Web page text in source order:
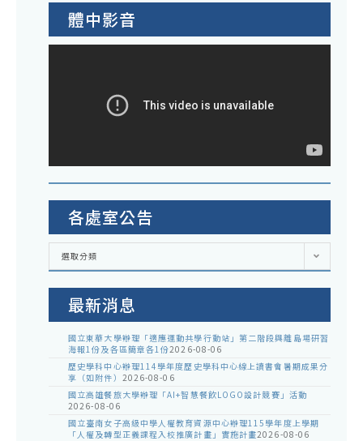
體中影音
各處室公告
各
室
選取分類
最新消息
國立東華大學辦理「適應運動共學行動站」第二階段與離島場研習
海報1份及各區簡章各1份2026-08-06
歷史學科中心辦理114學年度歷史學科中心線上讀書會暑期成果分
享（如附件） 2026-08-06
國立高雄餐旅大學辦理「AI+智慧餐飲LOGO設計競賽」活動
2026-08-06
國立臺南女子高級中學人權教育資源中心辦理115學年度上學期
「人權及轉型正義課程入校推廣計畫」實施計畫2026-08-06